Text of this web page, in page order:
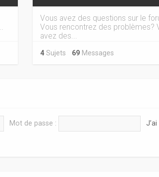
Vous avez des questions sur le
Vous rencontrez des problèmes?
avez des...
4 Sujets 69 Messages
Mot de passe :